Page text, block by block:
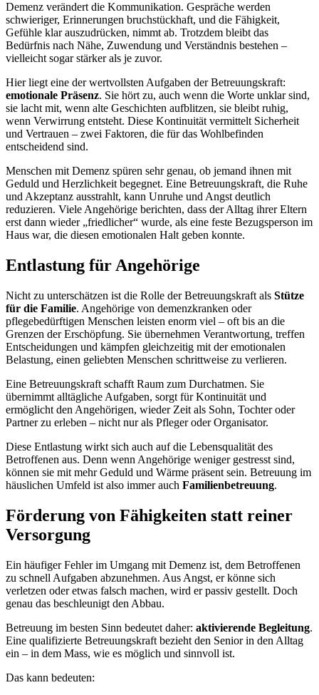
Demenz verändert die Kommunikation. Gespräche werden
schwieriger, Erinnerungen bruchstückhaft, und die Fähigkeit,
Gefühle klar auszudrücken, nimmt ab. Trotzdem bleibt das
Bedürfnis nach Nähe, Zuwendung und Verständnis bestehen –
vielleicht sogar stärker als je zuvor.
Hier liegt eine der wertvollsten Aufgaben der Betreuungskraft:
emotionale Präsenz. Sie hört zu, auch wenn die Worte unklar sind,
sie lacht mit, wenn alte Geschichten aufblitzen, sie bleibt ruhig,
wenn Verwirrung entsteht. Diese Kontinuität vermittelt Sicherheit
und Vertrauen – zwei Faktoren, die für das Wohlbefinden
entscheidend sind.
Menschen mit Demenz spüren sehr genau, ob jemand ihnen mit
Geduld und Herzlichkeit begegnet. Eine Betreuungskraft, die Ruhe
und Akzeptanz ausstrahlt, kann Unruhe und Angst deutlich
reduzieren. Viele Angehörige berichten, dass der Alltag ihrer Eltern
erst dann wieder „friedlicher“ wurde, als eine feste Bezugsperson im
Haus war, die diesen emotionalen Halt geben konnte.
Entlastung für Angehörige
Nicht zu unterschätzen ist die Rolle der Betreuungskraft als Stütze
für die Familie. Angehörige von demenzkranken oder
pflegebedürftigen Menschen leisten enorm viel – oft bis an die
Grenzen der Erschöpfung. Sie übernehmen Verantwortung, treffen
Entscheidungen und kämpfen gleichzeitig mit der emotionalen
Belastung, einen geliebten Menschen schrittweise zu verlieren.
Eine Betreuungskraft schafft Raum zum Durchatmen. Sie
übernimmt alltägliche Aufgaben, sorgt für Kontinuität und
ermöglicht den Angehörigen, wieder Zeit als Sohn, Tochter oder
Partner zu erleben – nicht nur als Pfleger oder Organisator.
Diese Entlastung wirkt sich auch auf die Lebensqualität des
Betroffenen aus. Denn wenn Angehörige weniger gestresst sind,
können sie mit mehr Geduld und Wärme präsent sein. Betreuung im
häuslichen Umfeld ist also immer auch Familienbetreuung.
Förderung von Fähigkeiten statt reiner
Versorgung
Ein häufiger Fehler im Umgang mit Demenz ist, dem Betroffenen
zu schnell Aufgaben abzunehmen. Aus Angst, er könne sich
verletzen oder etwas falsch machen, wird er passiv gestellt. Doch
genau das beschleunigt den Abbau.
Betreuung im besten Sinn bedeutet daher: aktivierende Begleitung.
Eine qualifizierte Betreuungskraft bezieht den Senior in den Alltag
ein – in dem Mass, wie es möglich und sinnvoll ist.
Das kann bedeuten: